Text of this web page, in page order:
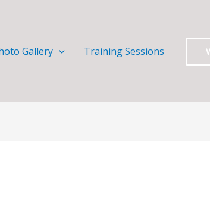
Gallery Training Sessions